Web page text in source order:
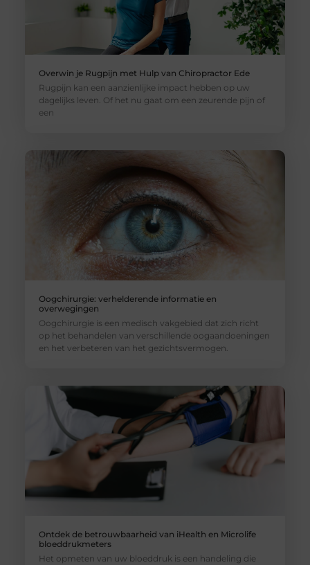
Overwin je Rugpijn met Hulp van Chiropractor Ede
Rugpijn kan een aanzienlijke impact hebben op uw
dagelijks leven. Of het nu gaat om een zeurende pijn of
een
Oogchirurgie: verhelderende informatie en
overwegingen
Oogchirurgie is een medisch vakgebied dat zich richt
op het behandelen van verschillende oogaandoeningen
en het verbeteren van het gezichtsvermogen.
Ontdek de betrouwbaarheid van iHealth en Microlife
bloeddrukmeters
Het opmeten van uw bloeddruk is een handeling die